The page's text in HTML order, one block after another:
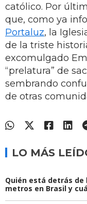
católico. Por
que, como ya
Portaluz, la
de la triste
excomulgado
“prelatura” de
sembrando
de otras
LO MÁS
Quién está detrás de
metros en Brasil y